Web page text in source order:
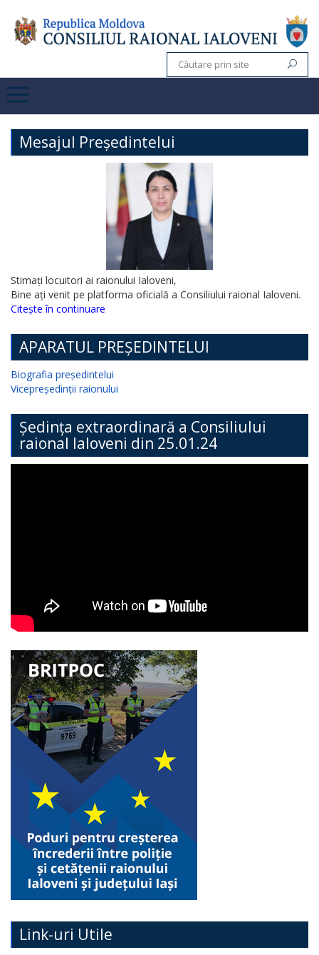
Mesajul Președintelui
Stimați locuitori ai raionului Ialoveni,
Bine ați venit pe platforma oficială a Consiliului raional Ialoveni.
Citește în continuare
APARATUL PREȘEDINTELUI
Biografia președintelui
Vicepreședinții raionului
Ședința extraordinară a Consiliului
raional Ialoveni din 25.01.24
Link-uri Utile